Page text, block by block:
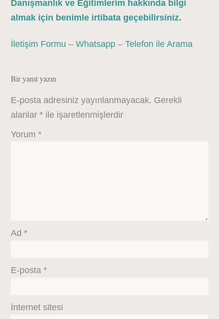
Danışmanlık ve Eğitimlerim hakkında bilgi
almak için benimle irtibata geçebilirsiniz.
İletişim Formu –Whatsapp –Telefon ile Arama
Bir yanıt yazın
E-posta adresiniz yayınlanmayacak. Gerekli
alanlar* ile işaretlenmişlerdir
Yorum*
Ad*
E-posta*
İnternet sitesi